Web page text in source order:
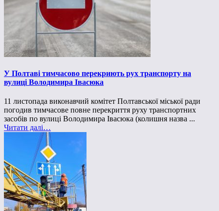
У Полтаві тимчасово перекриють рух транспорту на
вулиці Володимира Івасюка
11 листопада виконавчий комітет Полтавської міської ради
погодив тимчасове повне перекриття руху транспортних
засобів по вулиці Володимира Івасюка (колишня назва ...
Читати далі…